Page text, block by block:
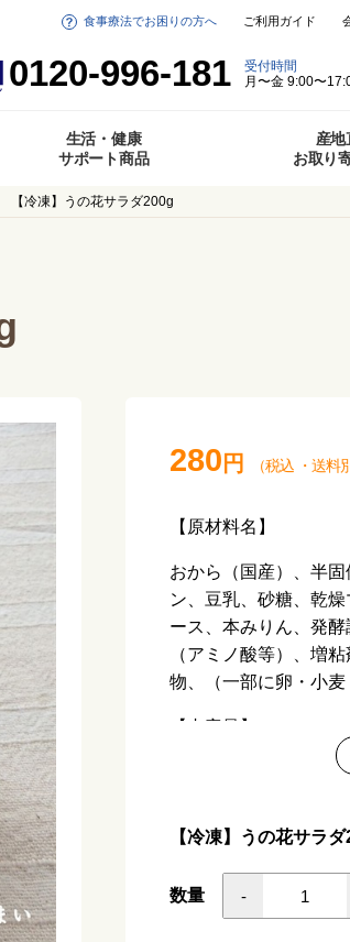
0120-996-181
受付時間
月〜金 9:00〜
食事療法でお困りの方へ ご利用ガイド
生活・健康
サポート商品
産地
お取り
【冷凍】うの花サラダ200g
280 円 （税込 ・ 送料
【原材料名】
おから（国産）、半
ン、豆乳、砂糖、乾
ース、本みりん、発
（アミノ酸等）、増
物、（一部に卵・小麦
【内容量】
【栄養価 100ｇあた
【冷凍】うの花サラ
数量 -